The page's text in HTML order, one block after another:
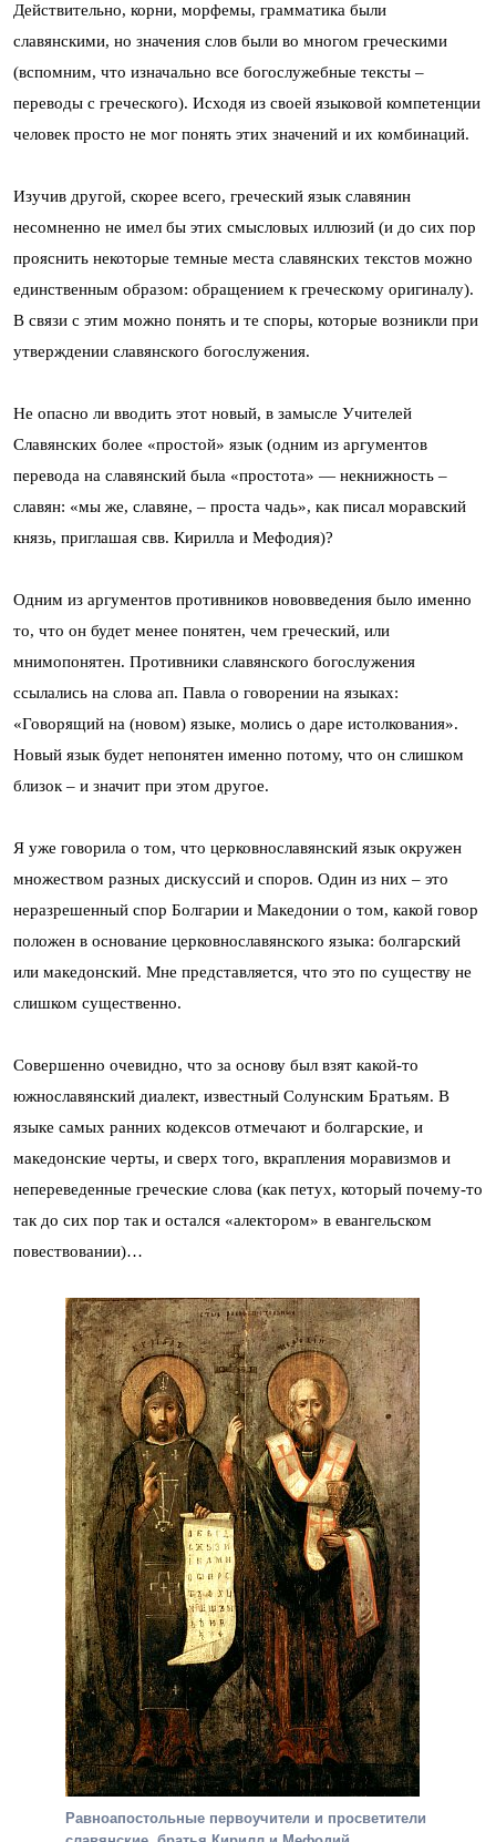
Действительно, корни, морфемы, грамматика были
славянскими, но значения слов были во многом греческими
(вспомним, что изначально все богослужебные тексты –
переводы с греческого). Исходя из своей языковой компетенции
человек просто не мог понять этих значений и их комбинаций.
Изучив другой, скорее всего, греческий язык славянин
несомненно не имел бы этих смысловых иллюзий (и до сих пор
прояснить некоторые темные места славянских текстов можно
единственным образом: обращением к греческому оригиналу).
В связи с этим можно понять и те споры, которые возникли при
утверждении славянского богослужения.
Не опасно ли вводить этот новый, в замысле Учителей
Славянских более «простой» язык (одним из аргументов
перевода на славянский была «простота» — некнижность –
славян: «мы же, славяне, – проста чадь», как писал моравский
князь, приглашая свв. Кирилла и Мефодия)?
Одним из аргументов противников нововведения было именно
то, что он будет менее понятен, чем греческий, или
мнимопонятен. Противники славянского богослужения
ссылались на слова ап. Павла о говорении на языках:
«Говорящий на (новом) языке, молись о даре истолкования».
Новый язык будет непонятен именно потому, что он слишком
близок – и значит при этом другое.
Я уже говорила о том, что церковнославянский язык окружен
множеством разных дискуссий и споров. Один из них – это
неразрешенный спор Болгарии и Македонии о том, какой говор
положен в основание церковнославянского языка: болгарский
или македонский. Мне представляется, что это по существу не
слишком существенно.
Совершенно очевидно, что за основу был взят какой-то
южнославянский диалект, известный Солунским Братьям. В
языке самых ранних кодексов отмечают и болгарские, и
македонские черты, и сверх того, вкрапления моравизмов и
непереведенные греческие слова (как петух, который почему-то
так до сих пор так и остался «алектором» в евангельском
повествовании)…
Равноапостольные первоучители и просветители